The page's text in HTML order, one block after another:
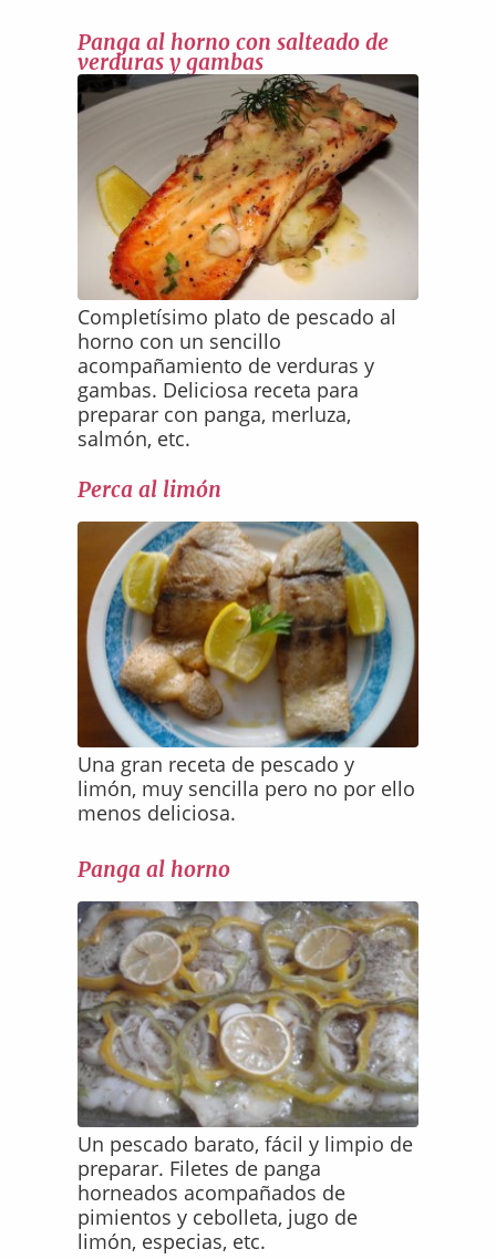
Panga al horno con salteado de
verduras y gambas
Completísimo plato de pescado al
horno con un sencillo
acompañamiento de verduras y
gambas. Deliciosa receta para
preparar con panga, merluza,
salmón, etc.
Perca al limón
Una gran receta de pescado y
limón, muy sencilla pero no por ello
menos deliciosa.
Panga al horno
Un pescado barato, fácil y limpio de
preparar. Filetes de panga
horneados acompañados de
pimientos y cebolleta, jugo de
limón, especias, etc.